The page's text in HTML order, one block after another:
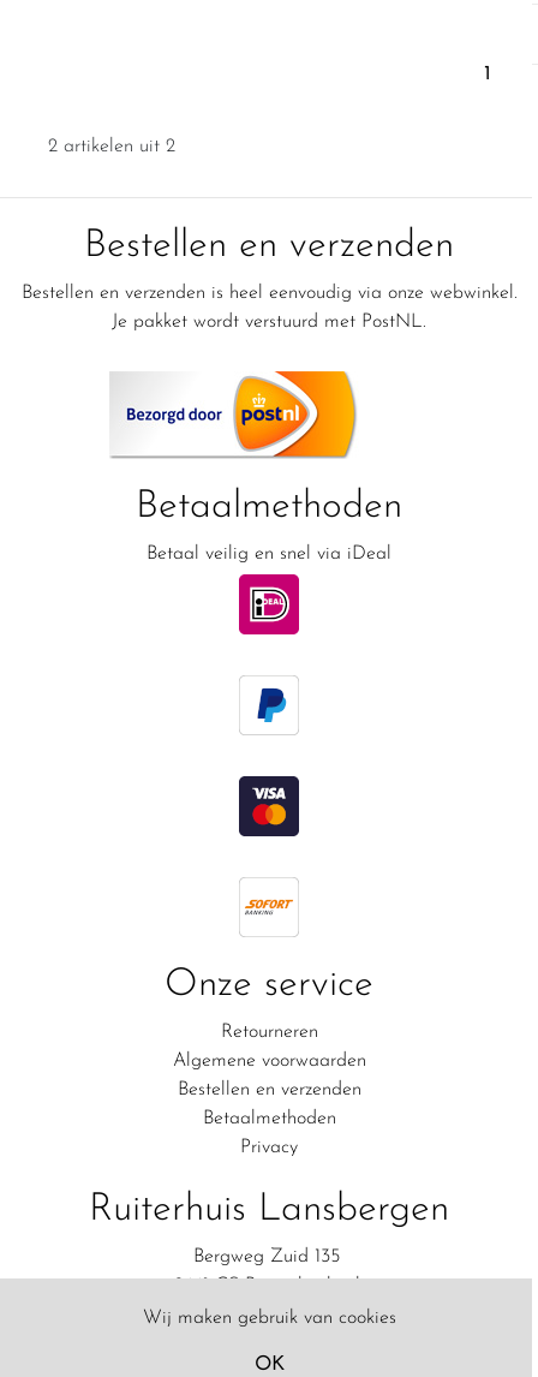
Wij maken gebruik van cookies
OK
1
2 artikelen uit 2
Bestellen en verzenden
Bestellen en verzenden is heel eenvoudig via onze webwinkel.
Je pakket wordt verstuurd met PostNL.
Betaalmethoden
Betaal veilig en snel via iDeal
Onze service
Retourneren
Algemene voorwaarden
Bestellen en verzenden
Betaalmethoden
Privacy
Ruiterhuis Lansbergen
Bergweg Zuid 135
2661 CS Bergschenhoek
06-83111554